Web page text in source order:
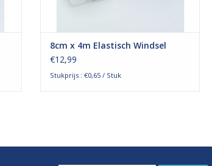
8cm x 4m Elastisch Windsel
€12,99
Stukprijs : €0,65 / Stuk